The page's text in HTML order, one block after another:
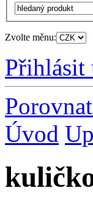
Zvolte měnu:
Přihlásit
Úvod